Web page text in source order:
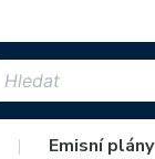
| Emisní plány